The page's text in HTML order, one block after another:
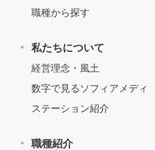
職種から探す
私たちについて
経営理念・風土
数字で見るソフィアメディ
ステーション紹介
職種紹介